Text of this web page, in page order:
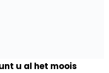
u al het moois